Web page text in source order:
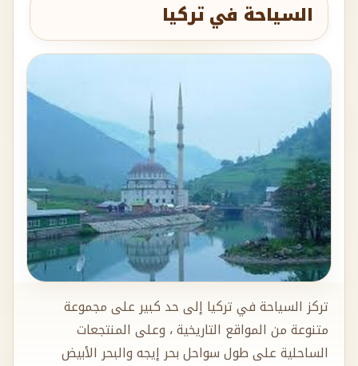
السياحة في تركيا
تركز السياحة في تركيا إلى حد كبير على مجموعة
متنوعة من المواقع التاريخية ، وعلى المنتجعات
الساحلية على طول سواحل بحر إيجه والبحر الأبيض